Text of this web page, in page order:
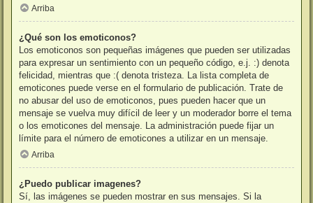
Arriba
¿Qué son los emoticonos?
Los emoticonos son pequeñas imágenes que pueden ser utilizadas
para expresar un sentimiento con un pequeño código, e.j. :) denota
felicidad, mientras que :( denota tristeza. La lista completa de
emoticones puede verse en el formulario de publicación. Trate de
no abusar del uso de emoticonos, pues pueden hacer que un
mensaje se vuelva muy difícil de leer y un moderador borre el tema
o los emoticones del mensaje. La administración puede fijar un
límite para el número de emoticones a utilizar en un mensaje.
Arriba
¿Puedo publicar imagenes?
Sí, las imágenes se pueden mostrar en sus mensajes. Si la